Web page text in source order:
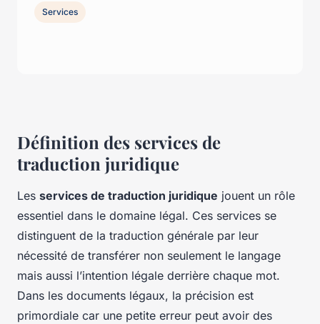
Définition des services de
traduction juridique
Les services de traduction juridique jouent un rôle
essentiel dans le domaine légal. Ces services se
distinguent de la traduction générale par leur
nécessité de transférer non seulement le langage
mais aussi l’intention légale derrière chaque mot.
Dans les documents légaux, la précision est
primordiale car une petite erreur peut avoir des
Services